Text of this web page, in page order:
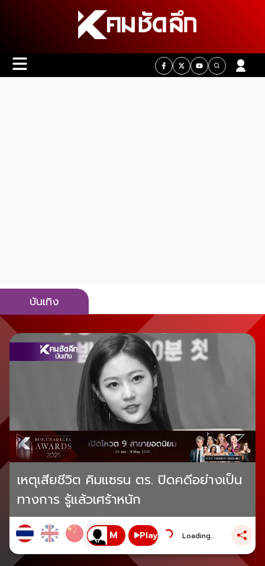
บันเทิง
เหตุเสียชีวิต คิมแซรน ตร. ปิดคดีอย่างเป็น
ทางการ รู้แล้วเศร้าหนัก
Play Loading...